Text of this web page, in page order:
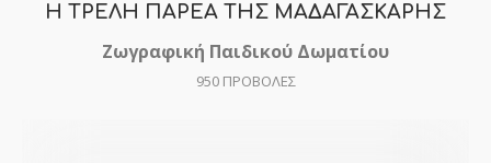
Η ΤΡΕΛΗ ΠΑΡΕΑ ΤΗΣ ΜΑΔΑΓΑΣΚΑΡΗΣ
Ζωγραφική Παιδικού Δωματίου
950ΠΡΟΒΟΛΕΣ